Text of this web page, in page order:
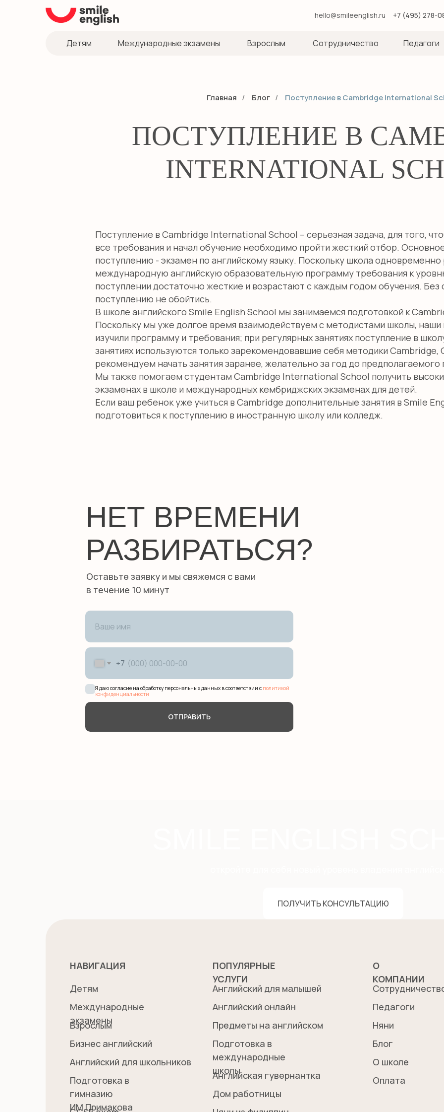
Детям Международные экзамены Взрослым Сотрудничество Педагоги
+7 (495) 278-
hello@smileenglish.ru
Главная / Блог / Поступление в Cambridge International
ПОСТУПЛЕНИЕ В
INTERNATIONAL
Поступление в Cambridge International School – серьезная задача, для того,
все требования и начал обучение необходимо пройти жесткий отбор.
поступлению - экзамен по английскому языку. Поскольку школа одновременно
международную английскую образовательную программу требования к
поступлении достаточно жесткие и возрастают с каждым годом обучения. Без
поступлению не обойтись.
В школе английского Smile English School мы занимаемся подготовкой к
Поскольку мы уже долгое время взаимодействуем с методистами школы, наши
изучили программу и требования; при регулярных занятиях поступление в
занятиях используются только зарекомендовавшие себя методики
рекомендуем начать занятия заранее, желательно за год до предполагаемого
Мы также помогаем студентам Cambridge International School получить
экзаменах в школе и международных кембриджских экзаменах для детей.
Если ваш ребенок уже учиться в Cambridge дополнительные занятия в Smile
подготовиться к поступлению в иностранную школу или колледж.
НЕТ ВРЕМЕНИ
РАЗБИРАТЬСЯ?
Оставьте заявку и мы свяжемся с вами
в течение 10 минут
+7
Я даю согласие на обработку персональных данных в соответствии с политикой
конфиденциальности
ОТПРАВИТЬ
НАВИГАЦИЯ
Детям
Международные
экзамены
Взрослым
Бизнес английский
Английский для школьников
Английский для малышей
Английский онлайн
Предметы на английском
Подготовка в
международные
школы
Английская гувернантка
Дом работницы
ПОПУЛЯРНЫЕ
УСЛУГИ
О
КОМПАНИИ
ПОЛУЧИТЬ КОНСУЛЬТАЦИЮ
Педагоги
Няни
Блог
Оплата
О школе
Подготовка в
гимназию
ИМ Примакова